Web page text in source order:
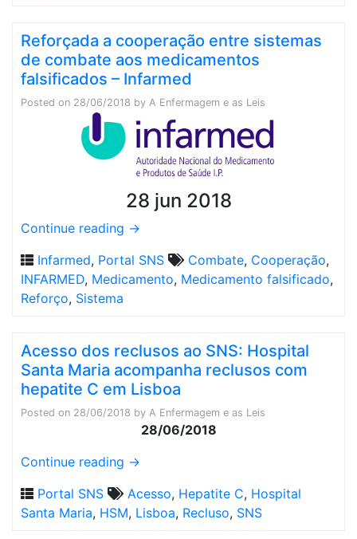
Reforçada a cooperação entre sistemas
de combate aos medicamentos
falsificados – Infarmed
Posted on 28/06/2018 by A Enfermagem e as Leis
28 jun 2018
Continue reading →
Infarmed, Portal SNS Combate, Cooperação,
INFARMED, Medicamento, Medicamento falsificado,
Reforço, Sistema
Acesso dos reclusos ao SNS: Hospital
Santa Maria acompanha reclusos com
hepatite C em Lisboa
Posted on 28/06/2018 by A Enfermagem e as Leis
28/06/2018
Continue reading →
Portal SNS
Acesso, Hepatite C, Hospital
Santa Maria, HSM, Lisboa, Recluso, SNS